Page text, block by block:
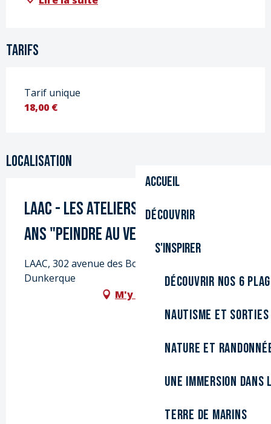
Accueil
Découvrir
S'inspirer
Découvrir nos 6
Nautisme et sorties
Nature et
Une immersion
Terre de marins
Tarifs
Tarif unique
18,00 €
Localisation
LAAC - Les Ateliers de Vacances 4/6
ans "Peindre au vert"
LAAC, 302 avenue des Bordées, 59140
Dunkerque
M'y rendre